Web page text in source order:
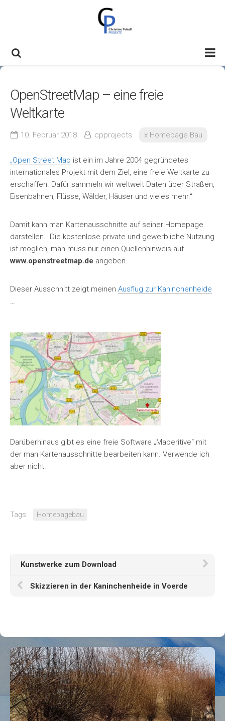
Über Mich
Meine Themen
Kontakt & Impressum
OpenStreetMap – eine freie
Weltkarte
10. Februar 2018 cpprojects x Homepage Bau
„Open Street Map ist ein im Jahre 2004 gegründetes
internationales Projekt mit dem Ziel, eine freie Weltkarte zu
erschaffen. Dafür sammeln wir weltweit Daten über Straßen,
Eisenbahnen, Flüsse, Wälder, Häuser und vieles mehr.“
Damit kann man Kartenausschnitte auf seiner Homepage
darstellen. Die kostenlose private und gewerbliche Nutzung
ist möglich, man muss nur einen Quellenhinweis auf
www.openstreetmap.de angeben.
Dieser Ausschnitt zeigt meinen Ausflug zur Kaninchenheide
…
Darüberhinaus gibt es eine freie Software „Maperitive“ mit
der man Kartenausschnitte bearbeiten kann. Verwende ich
aber nicht.
Tags: Homepagebau
Kunstwerke zum Download
Skizzieren in der Kaninchenheide in Voerde